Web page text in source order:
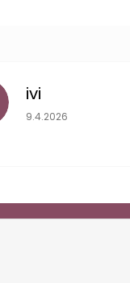
ivi
Hodnotenie
9.4.2026